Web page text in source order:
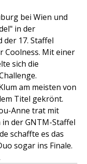
bei Wien und
in der
der 17. Staffel
Coolness. Mit einer
sich die
am meisten von
Titel gekrönt.
Anne trat mit
der GNTM-Staffel
schaffte es das
sogar ins Finale.